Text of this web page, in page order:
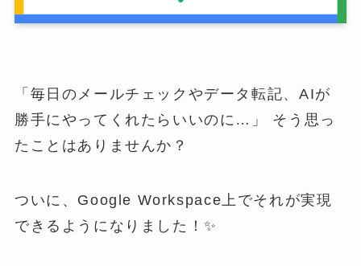
「毎日のメールチェックやデータ転記、AIが
勝手にやってくれたらいいのに…」 そう思っ
たことはありませんか？
ついに、Google Workspace上でそれが実現
できるようになりました！✨